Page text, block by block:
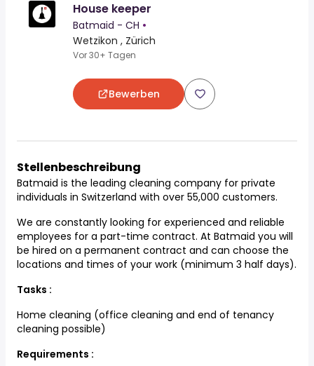
House keeper
Batmaid - CH •
Wetzikon , Zürich
Vor 30+ Tagen
Bewerben
Stellenbeschreibung
Batmaid is the leading cleaning company for private
individuals in Switzerland with over 55,000 customers.
We are constantly looking for experienced and reliable
employees for a part-time contract. At Batmaid you will
be hired on a permanent contract and can choose the
locations and times of your work (minimum 3 half days).
Tasks :
Home cleaning (office cleaning and end of tenancy
cleaning possible)
Requirements :